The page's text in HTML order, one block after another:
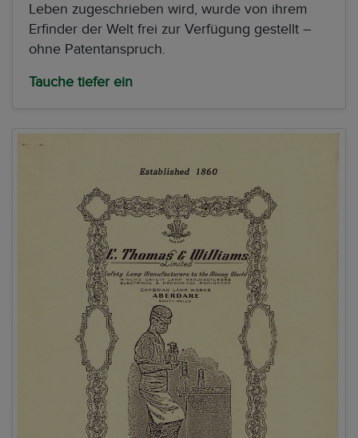
Leben zugeschrieben wird, wurde von ihrem
Erfinder der Welt frei zur Verfügung gestellt –
ohne Patentanspruch.
Tauche tiefer ein